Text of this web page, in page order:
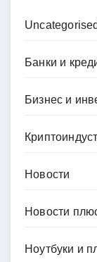
Uncategorised
Банки и
Бизнес и
Новости
Новости
Ноутбуки и